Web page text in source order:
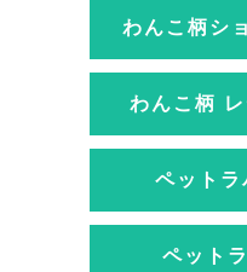
わんこ柄シ
わんこ柄
ペット
ペット